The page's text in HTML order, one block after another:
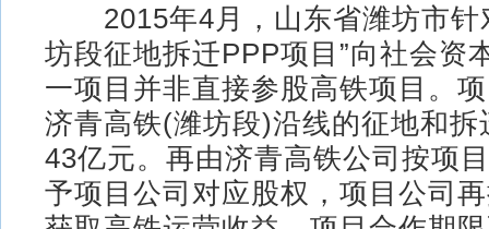
2015年4月，山东省潍坊市针
坊段征地拆迁PPP项目”向社会资
一项目并非直接参股高铁项目。
济青高铁(潍坊段)沿线的征地和拆
43亿元。再由济青高铁公司按项
予项目公司对应股权，项目公司